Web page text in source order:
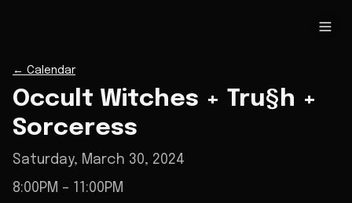
← Calendar
Occult Witches + Tru§h +
Sorceress
Saturday, March 30, 2024
8:00PM – 11:00PM